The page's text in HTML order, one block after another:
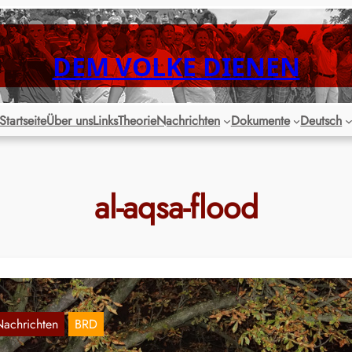
DEM VOLKE DIENEN
StartseiteÜber unsLinksTheorieNachrichten Dokumente Deutsch
al-aqsa-flood
BRD